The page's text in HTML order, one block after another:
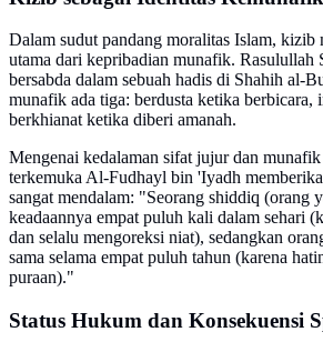
Dalam sudut pandang moralitas Islam, kizib
utama dari kepribadian munafik. Rasulullah
bersabda dalam sebuah hadis di Shahih al-
munafik ada tiga: berdusta ketika berbicara,
berkhianat ketika diberi amanah.
Mengenai kedalaman sifat jujur dan
terkemuka Al-Fudhayl bin 'Iyadh
sangat mendalam: "Seorang shiddiq (orang
keadaannya empat puluh kali dalam sehari
dan selalu mengoreksi niat), sedangkan
sama selama empat puluh tahun (karena
puraan)."
Status Hukum dan Konsekuensi